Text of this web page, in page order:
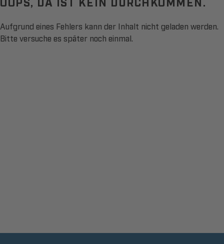
Aufgrund eines Fehlers kann der Inhalt nicht geladen werden.
Bitte versuche es später noch einmal.